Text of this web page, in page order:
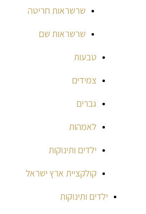
שרשראות חריטה
שרשראות שם
טבעות
צמידים
גברים
לאמהות
ילדים ותינוקות
קולקציית ארץ ישראל
ילדים ותינוקות